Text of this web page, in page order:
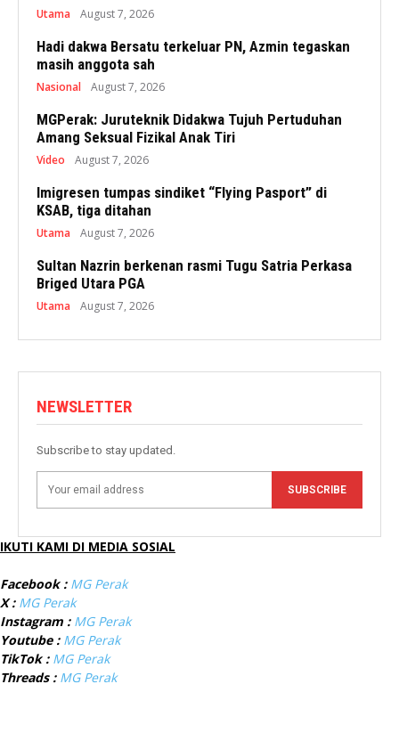
Utama August 7, 2026
Hadi dakwa Bersatu terkeluar PN, Azmin tegaskan
masih anggota sah
Nasional August 7, 2026
MGPerak: Juruteknik Didakwa Tujuh Pertuduhan
Amang Seksual Fizikal Anak Tiri
Video August 7, 2026
Imigresen tumpas sindiket “Flying Pasport” di
KSAB, tiga ditahan
Utama August 7, 2026
Sultan Nazrin berkenan rasmi Tugu Satria Perkasa
Briged Utara PGA
Utama August 7, 2026
NEWSLETTER
Subscribe to stay updated.
SUBSCRIBE
IKUTI KAMI DI MEDIA SOSIAL
Facebook : MG Perak
X : MG Perak
Instagram : MG Perak
Youtube : MG Perak
TikTok : MG Perak
Threads : MG Perak